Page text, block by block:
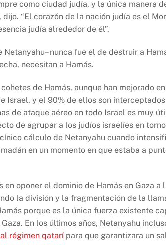
como ciudad judía, y la única manera
dijo. “El corazón de la nación judía es el
judía alrededor de él”.
Netanyahu– nunca fue el de destruir a
necesitan a Hamás.
de Hamás, aunque han mejorado
Israel, y el 90% de ellos son
de ataque aéreo en todo Israel es muy
de agrupar a los judíos israelíes en
cálculo de Netanyahu cuando
en un momento en que estaba a
oponer el dominio de Hamás en Gaza
la división y la fragmentación de la
porque es la única fuerza existente
En los últimos años, Netanyahu
régimen qatarí para que garantizara un